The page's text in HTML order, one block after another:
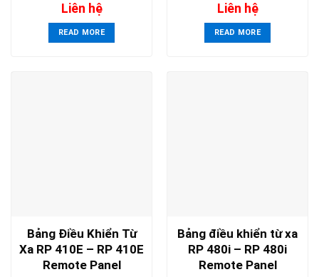
Liên hệ
READ MORE
Liên hệ
READ MORE
Bảng Điều Khiển Từ
Xa RP 410E – RP 410E
Remote Panel
Bảng điều khiển từ xa
RP 480i – RP 480i
Remote Panel